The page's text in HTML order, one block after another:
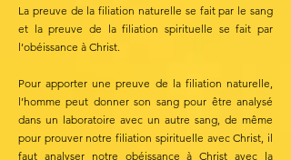
La preuve de la filiation naturelle se fait par le sang
et la preuve de la filiation spirituelle se fait par
l’obéissance à Christ.
Pour apporter une preuve de la filiation naturelle,
l’homme peut donner son sang pour être analysé
dans un laboratoire avec un autre sang, de même
pour prouver notre filiation spirituelle avec Christ, il
faut analyser notre obéissance à Christ avec la